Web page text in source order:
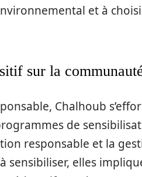
et à
sur la
Chalhoub
de
responsable et la
sensibiliser, elles